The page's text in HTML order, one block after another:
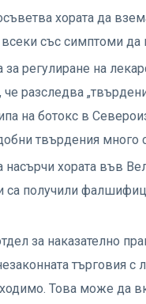
хората да
всеки със симптоми
за регулиране на
че разследва
на ботокс в
твърдения много
насърчи хората във
са получили
за наказателно
търговия с
Това може да